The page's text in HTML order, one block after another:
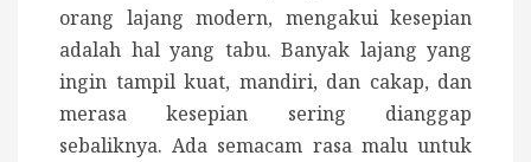
orang lajang modern, mengakui kesepian
adalah hal yang tabu. Banyak lajang yang
ingin tampil kuat, mandiri, dan cakap, dan
merasa kesepian sering dianggap
sebaliknya. Ada semacam rasa malu untuk